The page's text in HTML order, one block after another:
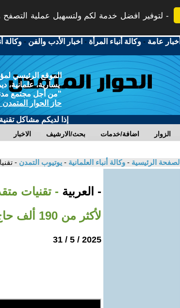
لتوفير افضل خدمة لكم ولتسهيل عملية التصفح
أخبار عامة -وكالة أنباء المرأة - اخبار الأدب والفن -وكالة
الموقع الرئيسي
يسارية، علمانية،
"من أجل مجتمع
حاز الحوار
إذا لديكم مشاكل
الاخبار بحث/الارشيف اضافة/خدمات الزوار
الصفحة الرئيسية - وكالة أنباء العلمانية - يوتيوب التمدن -
- العربية - تقنيات
لأكثر من 190 ألف حاج في الساعة
2025 / 5 / 31